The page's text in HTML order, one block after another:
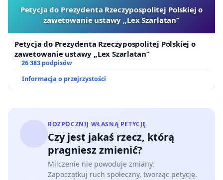
Petycja do Prezydenta Rzeczypospolitej Polskiej o
zawetowanie ustawy „Lex Szarlatan”
Petycja do Prezydenta Rzeczypospolitej Polskiej o
zawetowanie ustawy „Lex Szarlatan”
26 383 podpisów
Informacja o przejrzystości
ROZPOCZNIJ WŁASNĄ PETYCJĘ
Czy jest jakaś rzecz, którą
pragniesz zmienić?
Milczenie nie powoduje zmiany.
Zapoczątkuj ruch społeczny, tworząc petycję.